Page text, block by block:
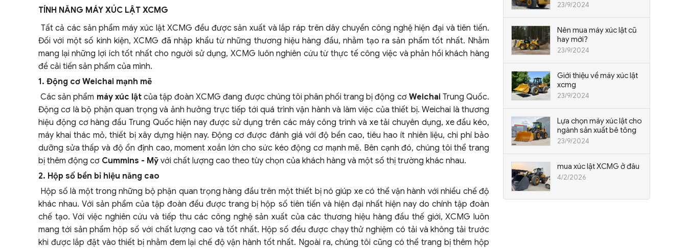
TÍNH NĂNG MÁY XÚC LẬT XCMG
Tất cả các sản phẩm máy xúc lật XCMG đều được sản xuất và lắp ráp trên dây chuyền công nghệ hiện đại và tiên tiến.
Đối với một số kinh kiện, XCMG đã nhập khẩu từ những thương hiệu hàng đầu, nhằm tạo ra sản phẩm tốt nhất. Nhằm
mang lại những lợi ích tốt nhất cho người sử dụng, XCMG luôn nghiên cứu từ thực tế công việc và phản hồi khách hàng
đề cải tiến sản phẩm của mình.
1. Động cơ Weichai mạnh mẽ
Các sản phẩm máy xúc lậtcủa tập đoàn XCMG đang được chúng tôi phân phối trang bị động cơ Weichai Trung Quốc.
Động cơ là bộ phận quan trọng và ảnh hưởng trực tiếp tới quá trình vận hành và làm việc của thiết bị. Weichai là thương
hiệu động cơ hàng đầu Trung Quốc hiện nay được sử dụng trên các máy công trình và xe tải chuyên dụng, xe đầu kéo,
máy khai thác mỏ, thiết bị xây dựng hiện nay. Động cơ được đánh giá với độ bền cao, tiêu hao ít nhiên liệu, chi phí bảo
dưỡng sửa thấp và độ ổn định cao, moment xoắn lớn cho sức kéo động cơ mạnh mẽ. Bên cạnh đó, chúng tôi thể trang
bị thêm động cơ Cummins - Mỹ với chất lượng cao theo tùy chọn của khách hàng và một số thị trường khác nhau.
2. Hộp số bền bỉ hiệu năng cao
Hộp số là một trong những bộ phận quan trọng hàng đầu trên một thiết bị nó giúp xe có thể vận hành với nhiều chế độ
khác nhau. Với sản phẩm của tập đoàn đều được trang bị hộp số tiên tiến và hiện đại nhất hiện nay do chính tập đoàn
chế tạo. Với việc nghiên cứu và tiếp thu các công nghệ sản xuất của các thương hiệu hàng đầu thế giới, XCMG luôn
mang tới sản phẩm hộp số với chất lượng cao và tốt nhất. Hộp số đều được chạy thử nghiệm có tải và không tải trước
khi được lắp đặt vào thiết bị nhằm đem lại chế độ vận hành tốt nhất. Ngoài ra, chúng tôi cũng có thể trang bị thêm hộp
23/9/2024
Nên mua máy xúc lật cũ
hay mới?
23/9/2024
Giới thiệu về máy xúc lật
xcmg
23/9/2024
Lựa chọn máy xúc lật cho
ngành sản xuất bê tông
23/9/2024
mua xúc lật XCMG ở đâu
4/2/2026